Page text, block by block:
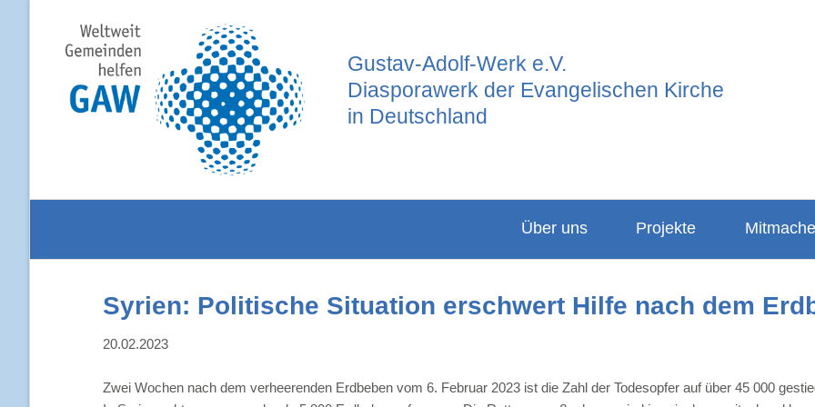
Gustav-Adolf-Werk e.V.
Diasporawerk der Evangelischen Kirche
in Deutschland
Über uns
Vorstand
Satzung
Projekte
Projekte
Kindergabe
Frauenarbeit
Syrien: Politische Situation erschwert Hilfe nach dem
20.02.2023
Zwei Wochen nach dem verheerenden Erdbeben vom 6. Februar 2023 ist die Zahl der Todesopfer auf über 45 000